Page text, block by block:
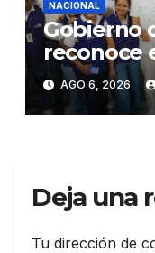
NACIONAL
Gobierno
reconoce
que
servicio
Nuestros
AGO 6, 2026
Deja una
Tu dirección de